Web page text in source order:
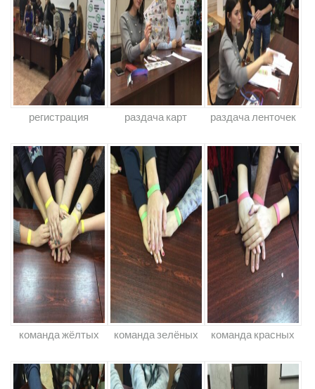
регистрация раздача карт раздача ленточек
команда жёлтых команда зелёных команда красных